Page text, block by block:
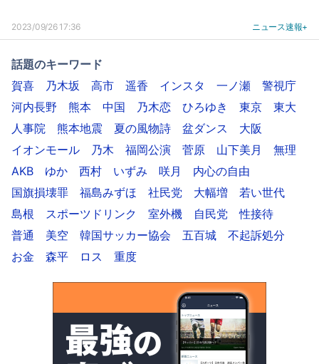
2023/09/26 17:36 ニュース速報+
話題のキーワード
賀喜
乃木坂 高市 遥香 インスタ 一ノ瀬
警視庁
河内長野
熊本 中国 乃木恋 ひろゆき 東京
東大
人事院
熊本地震 夏の風物詩 盆ダンス
大阪
イオンモール
乃木 福岡公演 菅原 山下美月
無理
AKB
ゆか 西村 いずみ 咲月
内心の自由
国旗損壊罪
福島みずほ 社民党 大幅増
若い世代
島根
スポーツドリンク 室外機 自民党
性接待
普通
美空 韓国サッカー協会 五百城
不起訴処分
お金
森平 ロス 重度